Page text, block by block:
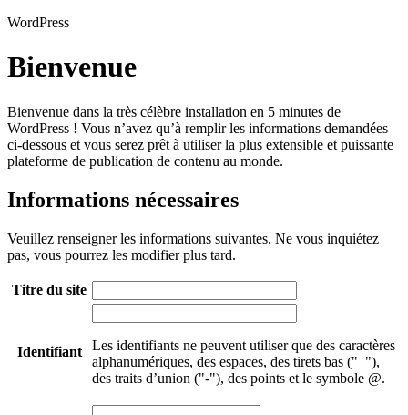
WordPress
Bienvenue
Bienvenue dans la très célèbre installation en 5 minutes de
WordPress ! Vous n’avez qu’à remplir les informations demandées
ci-dessous et vous serez prêt à utiliser la plus extensible et puissante
plateforme de publication de contenu au monde.
Informations nécessaires
Veuillez renseigner les informations suivantes. Ne vous inquiétez
pas, vous pourrez les modifier plus tard.
Titre du site
Identifiant
Les identifiants ne peuvent utiliser que des caractères
alphanumériques, des espaces, des tirets bas ("_"),
des traits d’union ("-"), des points et le symbole @.